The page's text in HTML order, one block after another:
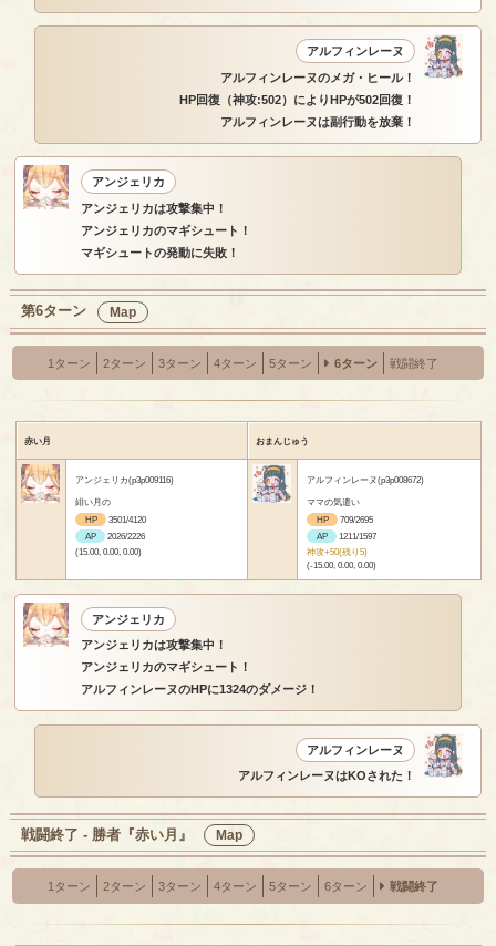
アルフィンレーヌ
アルフィンレーヌのメガ・ヒール！
HP回復（神攻:502）によりHPが502回復！
アルフィンレーヌは副行動を放棄！
アンジェリカ
アンジェリカは攻撃集中！
アンジェリカのマギシュート！
マギシュートの発動に失敗！
第6ターン Map
1ターン 2ターン 3ターン 4ターン 5ターン 6ターン 戦闘終了
赤い月 おまんじゅう
アンジェリカ(p3p009116)
緋い月の
HP
3501/4120
AP
2026/2226
(15.00, 0.00, 0.00)
アルフィンレーヌ(p3p008672)
ママの気遣い
HP
709/2695
AP
1211/1597
神攻+50(残り5)
(-15.00, 0.00, 0.00)
アンジェリカ
アンジェリカは攻撃集中！
アンジェリカのマギシュート！
アルフィンレーヌのHPに1324のダメージ！
アルフィンレーヌ
アルフィンレーヌはKOされた！
戦闘終了 - 勝者『赤い月』 Map
1ターン 2ターン 3ターン 4ターン 5ターン 6ターン 戦闘終了